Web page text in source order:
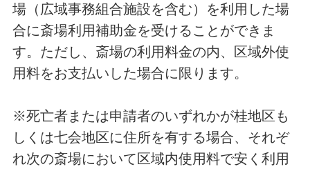
場（広域事務組合施設を含む）を利用した場
合に斎場利用補助金を受けることができま
す。ただし、斎場の利用料金の内、区域外使
用料をお支払いした場合に限ります。
※死亡者または申請者のいずれかが桂地区も
しくは七会地区に住所を有する場合、それぞ
れ次の斎場において区域内使用料で安く利用